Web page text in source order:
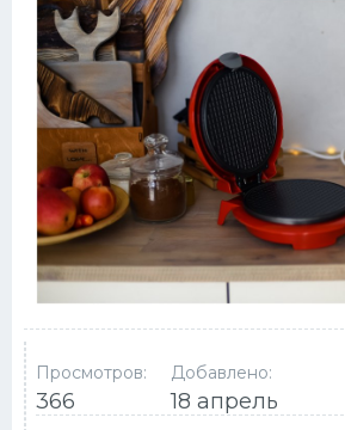
Просмотров:
366
Добавлено:
18 апрель